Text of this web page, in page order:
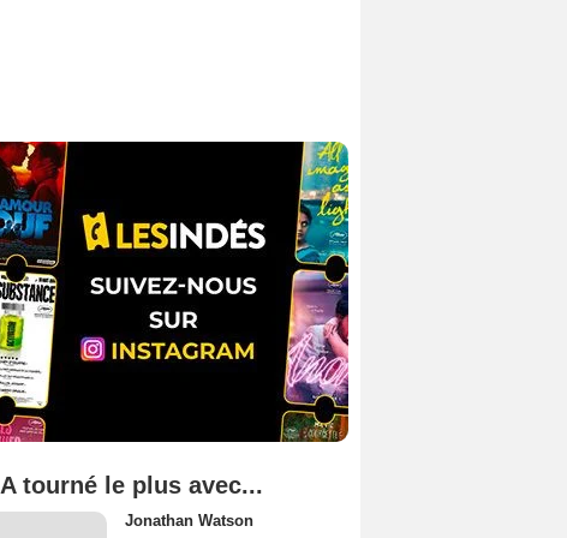
A tourné le plus avec...
Jonathan Watson